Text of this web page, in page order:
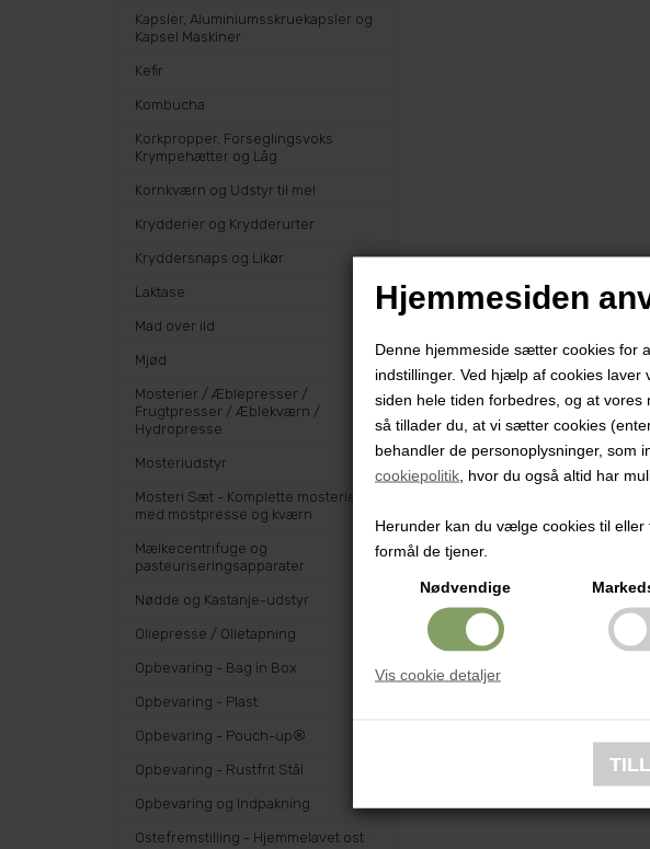
Hjemmesiden
Denne hjemmeside sætter cookies for
indstillinger. Ved hjælp af cookies
siden hele tiden forbedres, og at vores
så tillader du, at vi sætter cookies
behandler de personoplysninger, som
cookiepolitik , hvor du også altid har
Herunder kan du vælge cookies til
formål de tjener.
Nødvendige
Vis cookie detaljer
Kapsler, Aluminiumsskruekapsler og
Kapsel Maskiner
Kefir
Kombucha
Korkpropper, Forseglingsvoks
Krympehætter og Låg
Kornkværn og Udstyr til mel
Krydderier og Krydderurter
Kryddersnaps og Likør
Laktase
Mad over ild
Mjød
Mosterier / Æblepresser /
Frugtpresser / Æblekværn /
Hydropresse
Mosteriudstyr
Mosteri Sæt - Komplette mosterier
med mostpresse og kværn
Mælkecentrifuge og
pasteuriseringsapparater
Nødde og Kastanje-udstyr
Oliepresse / Olietapning
Opbevaring - Bag in Box
Opbevaring - Plast
Opbevaring - Pouch-up®
Opbevaring - Rustfrit Stål
Opbevaring og Indpakning
Ostefremstilling - Hjemmelavet ost